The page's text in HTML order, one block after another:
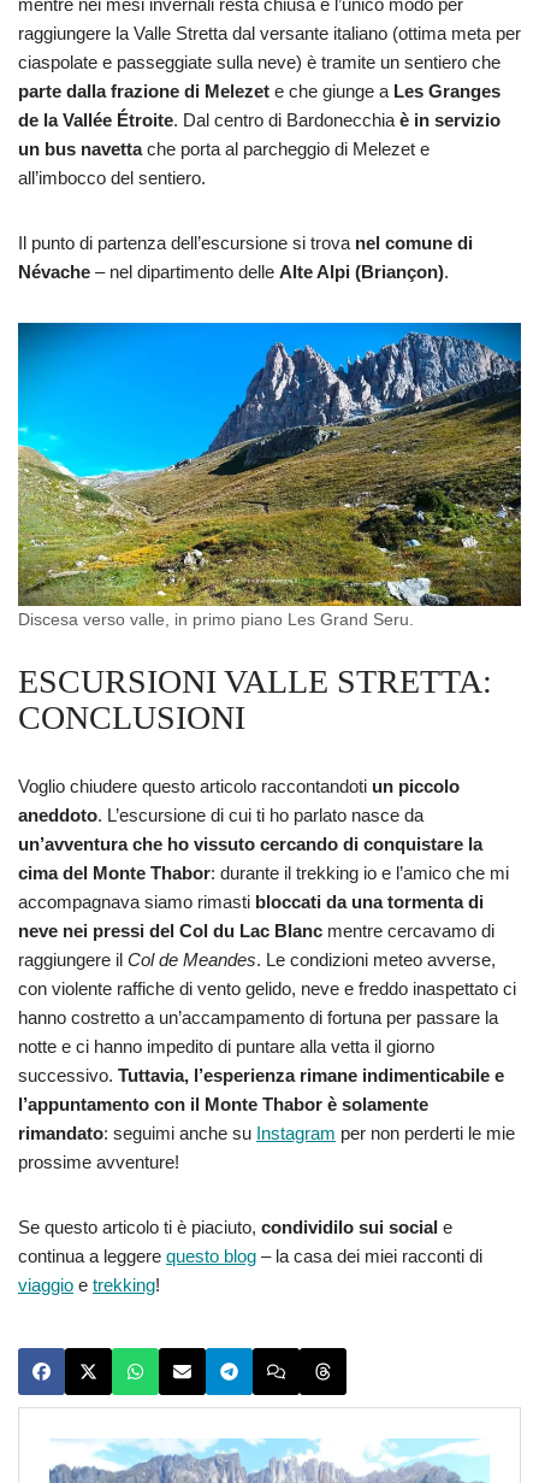
raggiungere la Valle Stretta dal versante italiano (ottima meta per
ciaspolate e passeggiate sulla neve) è tramite un sentiero che
parte dalla frazione di Melezet e che giunge a Les Granges
de la Vallée Étroite. Dal centro di Bardonecchia è in servizio
un bus navettache porta al parcheggio di Melezet e
all’imbocco del sentiero.
Il punto di partenza dell’escursione si trova nel comune di
Névache – nel dipartimento delle Alte Alpi (Briançon).
Discesa verso valle, in primo piano Les Grand Seru.
ESCURSIONI VALLE STRETTA:
CONCLUSIONI
Voglio chiudere questo articolo raccontandoti un piccolo
aneddoto. L’escursione di cui ti ho parlato nasce da
un’avventura che ho vissuto cercando di conquistare la
cima del Monte Thabor: durante il trekking io e l’amico che mi
accompagnava siamo rimasti bloccati da una tormenta di
neve nei pressi del Col du Lac Blanc mentre cercavamo di
raggiungere il Col de Meandes. Le condizioni meteo avverse,
con violente raffiche di vento gelido, neve e freddo inaspettato ci
hanno costretto a un’accampamento di fortuna per passare la
notte e ci hanno impedito di puntare alla vetta il giorno
successivo. Tuttavia, l’esperienza rimane indimenticabile e
l’appuntamento con il Monte Thabor è solamente
rimandato: seguimi anche su Instagram per non perderti le mie
prossime avventure!
Se questo articolo ti è piaciuto, condividilo sui social e
continua a leggere questo blog – la casa dei miei racconti di
viaggio e trekking!